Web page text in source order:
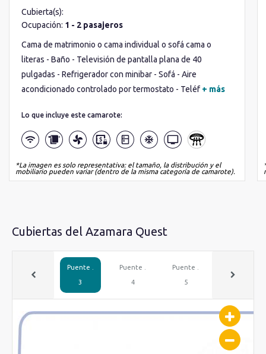
Cubierta(s):
Ocupación: 1 - 2 pasajeros
Cama de matrimonio o cama individual o sofá cama o
literas - Baño - Televisión de pantalla plana de 40
pulgadas - Refrigerador con minibar - Sofá - Aire
acondicionado controlado por termostato - Teléf + más
Lo que incluye este camarote:
*La imagen es solo representativa: el tamaño, la distribución y el
mobiliario pueden variar (dentro de la misma categoría de camarote).
Cubiertas del Azamara Quest
Puente .
3
Puente .
4
Puente .
5